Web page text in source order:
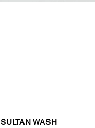
SULTAN WASH